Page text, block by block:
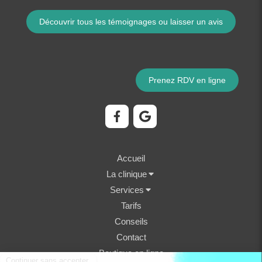
Découvrir tous les témoignages ou laisser un avis
Prenez RDV en ligne
Accueil
La clinique
Services
Tarifs
Conseils
Contact
Boutique en ligne